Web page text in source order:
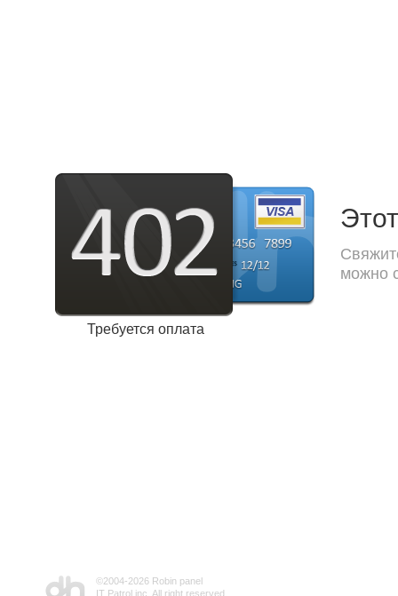
Требуется оплата
можно
©2004-2026 Robin panel
IT Patrol inc. All right reserved.